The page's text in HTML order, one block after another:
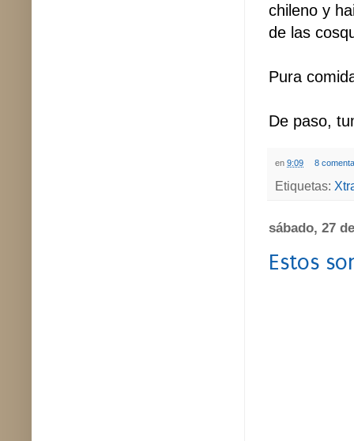
chileno y
de las
Pura
De paso,
en 9:09 8
Etiquetas:
sábado, 27
Estos